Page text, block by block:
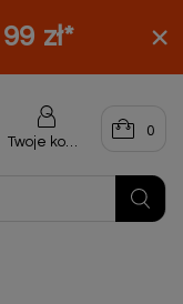
99 zł*
Twoje konto
0